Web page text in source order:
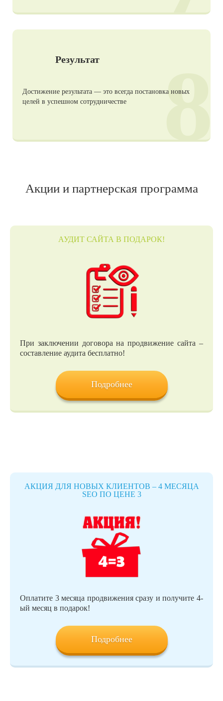
Результат
Достижение результата — это всегда постановка новых
целей в успешном сотрудничестве
8
Акции и партнерская программа
АУДИТ САЙТА В ПОДАРОК!
При заключении договора на продвижение сайта –
составление аудита бесплатно!
Подробнее
АКЦИЯ ДЛЯ НОВЫХ КЛИЕНТОВ – 4 МЕСЯЦА
SEO ПО ЦЕНЕ 3
Оплатите 3 месяца продвижения сразу и получите 4-
ый месяц в подарок!
Подробнее